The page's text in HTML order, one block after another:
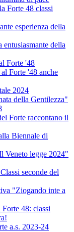
Forte 48 classi
esperienza della
entusiasmante della
Forte '48
Forte '48 anche
2024
della Gentilezza"
Forte raccontano il
Biennale di
Veneto legge 2024"
seconde del
"Ziogando inte a
48: classi
a.s. 2023-24